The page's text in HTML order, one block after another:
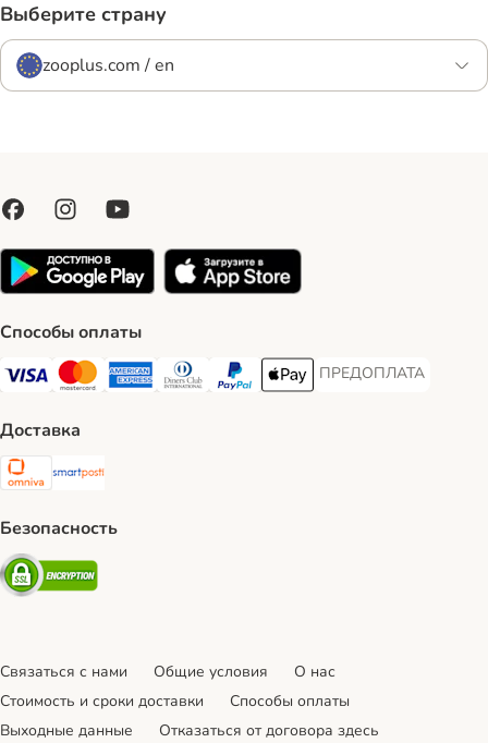
Выберите страну
zooplus.com / en
Способы оплаты
Visa Payment Method
Mastercard Payment Method
American Express Payment Method
Diners Club Payment Method
PayPal Payment Method
Apple Pay Payment Method
ПРЕДОПЛАТА
ПРЕДОПЛАТА
Доставка
Omniva Shipping Method
SmartPosti Shipping Method
Безопасность
Security
Связаться с нами Общие условия
О нас
Стоимость и сроки доставки
Cпособы оплаты
Выходные данные
Отказаться от договора здесь